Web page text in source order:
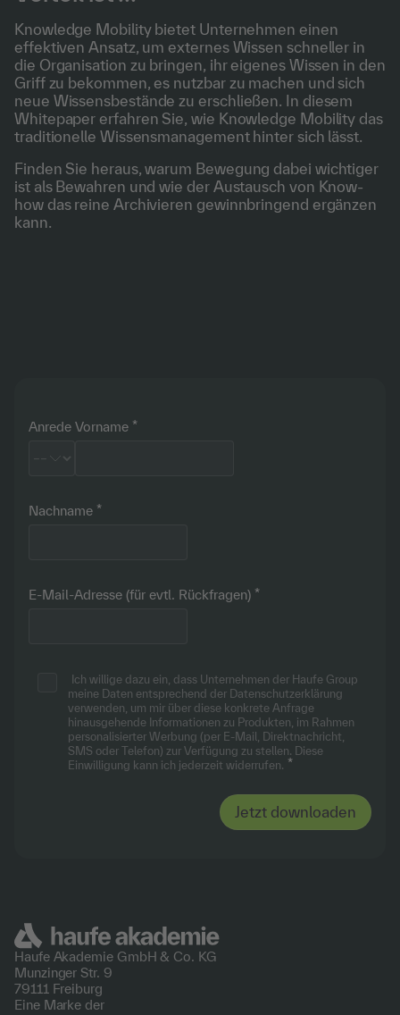
Knowledge Mobility bietet Unternehmen einen
effektiven Ansatz, um externes Wissen schneller in
die Organisation zu bringen, ihr eigenes Wissen in den
Griff zu bekommen, es nutzbar zu machen und sich
neue Wissensbestände zu erschließen. In diesem
Whitepaper erfahren Sie, wie Knowledge Mobility das
traditionelle Wissensmanagement hinter sich lässt.
Finden Sie heraus, warum Bewegung dabei wichtiger
ist als Bewahren und wie der Austausch von Know-
how das reine Archivieren gewinnbringend ergänzen
kann.
Anrede Vorname
Nachname
E-Mail-Adresse (für evtl. Rückfragen)
Ich willige dazu ein, dass Unternehmen der Haufe Group
meine Daten entsprechend der Datenschutzerklärung
verwenden, um mir über diese konkrete Anfrage
hinausgehende Informationen zu Produkten, im Rahmen
personalisierter Werbung (per E-Mail, Direktnachricht,
SMS oder Telefon) zur Verfügung zu stellen. Diese
Einwilligung kann ich jederzeit widerrufen.
Haufe Akademie GmbH & Co. KG
Munzinger Str. 9
79111 Freiburg
Eine Marke der